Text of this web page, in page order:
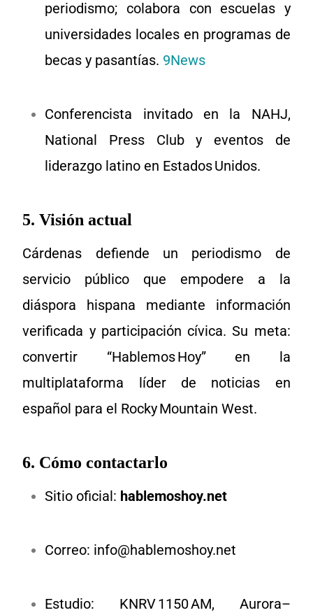
periodismo; colabora con escuelas y
universidades locales en programas de
becas y pasantías. 9News
Conferencista invitado en la NAHJ,
National Press Club y eventos de
liderazgo latino en Estados Unidos.
5. Visión actual
Cárdenas defiende un periodismo de
servicio público que empodere a la
diáspora hispana mediante información
verificada y participación cívica. Su meta:
convertir “Hablemos Hoy” en la
multiplataforma líder de noticias en
español para el Rocky Mountain West.
6. Cómo contactarlo
Sitio oficial: hablemoshoy.net
Correo: info@hablemoshoy.net
Estudio: KNRV 1150 AM, Aurora–